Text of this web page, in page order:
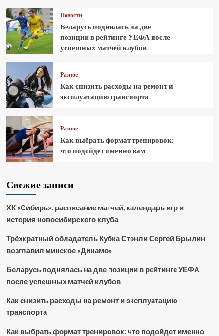
Новости
Беларусь поднялась на две
позиции в рейтинге УЕФА после
успешных матчей клубов
Разное
Как снизить расходы на ремонт и
эксплуатацию транспорта
Разное
Как выбрать формат тренировок:
что подойдет именно вам
Свежие записи
ХК «Сибирь»: расписание матчей, календарь игр и
история новосибирского клуба
Трёхкратный обладатель Кубка Стэнли Сергей Брылин
возглавил минское «Динамо»
Беларусь поднялась на две позиции в рейтинге УЕФА
после успешных матчей клубов
Как снизить расходы на ремонт и эксплуатацию
транспорта
Как выбрать формат тренировок: что подойдет именно